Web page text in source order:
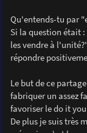
Qu'entends-tu par
Si la question était
les vendre à
répondre
Le but de ce
fabriquer un assez
favoriser le do it
De plus je suis très